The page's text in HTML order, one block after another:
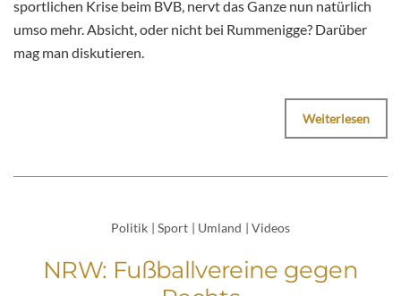
sportlichen Krise beim BVB, nervt das Ganze nun natürlich
umso mehr. Absicht, oder nicht bei Rummenigge? Darüber
mag man diskutieren.
Weiterlesen
Politik | Sport | Umland | Videos
NRW: Fußballvereine gegen